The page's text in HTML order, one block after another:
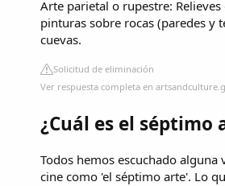
Arte parietal o rupestre: Relieves
pinturas sobre rocas (paredes y
cuevas.
Solicitud de eliminación
Ver respuesta completa en
¿Cuál es el séptimo
Todos hemos escuchado alguna
cine como 'el séptimo arte'. Lo